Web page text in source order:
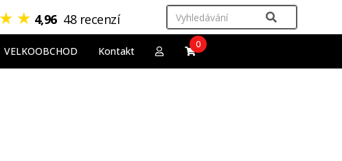
★ ★ 4,96 48 recenzí
VELKOOBCHOD Kontakt
0